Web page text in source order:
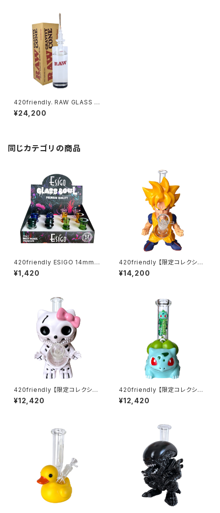
420friendly. RAW GLASS G
RAVITY BONG FOR CONES
- プレロール(ジョイント) グラビ
¥24,200
同じカテゴリの商品
420friendly ESIGO 14mmガ
ラスボウル(火皿) Phoenix As
h Catcher
¥1,420
420friendly 【限定コレクショ
ン】Legendary Fighter Bon
g / レジェンダリーファイター ボ
¥14,200
420friendly 【限定コレクショ
ン】Skull Cat Bong / スカルキ
ャットボング（約22cm）
¥12,420
420friendly 【限定コレクショ
ン】Green Bud Monster Bon
g / グリーンバッドモンスターボ
¥12,420